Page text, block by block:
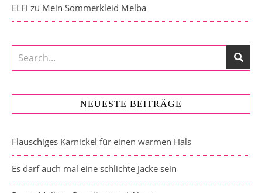
ELFi zu Mein Sommerkleid Melba
NEUESTE BEITRÄGE
Flauschiges Karnickel für einen warmen Hals
Es darf auch mal eine schlichte Jacke sein